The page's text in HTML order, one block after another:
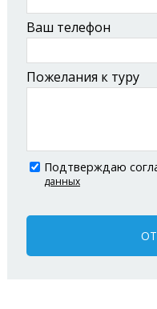
Ваш телефон
Пожелания к туру
Подтверждаю
данных